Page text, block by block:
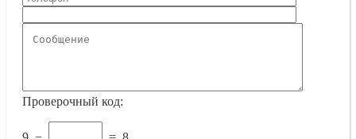
Проверочный код: